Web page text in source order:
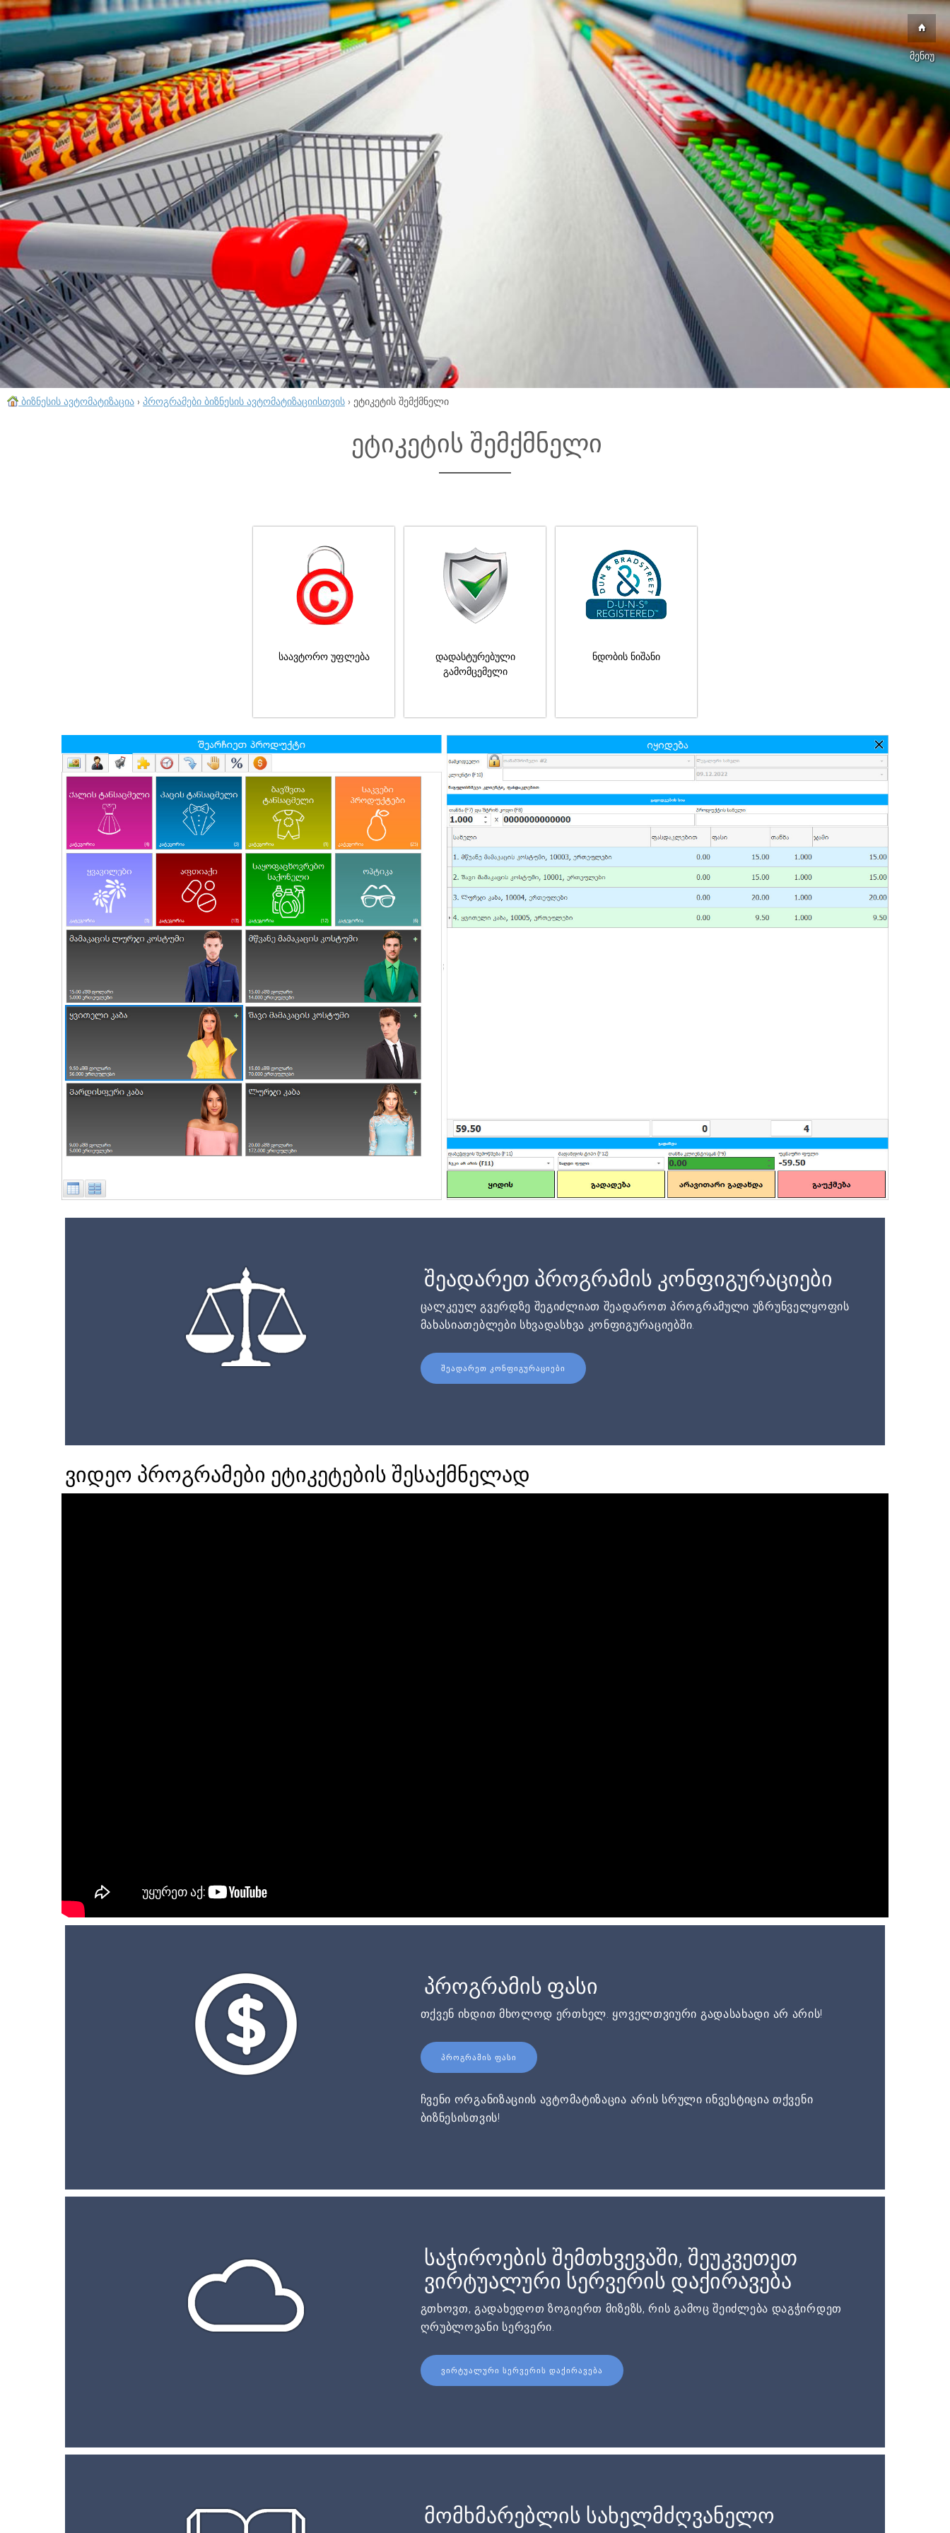
მენიუ
ბიზნესის ავტომატიზაცია › პროგრამები ბიზნესის ავტომატიზაციისთვის › ეტიკეტის შემქმნელი
ეტიკეტის შემქმნელი
საავტორო უფლება
დადასტურებული
გამომცემელი
ნდობის ნიშანი
შეადარეთ პროგრამის კონფიგურაციები
ცალკეულ გვერდზე შეგიძლიათ შეადაროთ პროგრამული უზრუნველყოფის
მახასიათებლები სხვადასხვა კონფიგურაციებში.
ᲨᲔᲐᲓᲐᲠᲔᲗ ᲙᲝᲜᲤᲘᲒᲣᲠᲐᲪᲘᲔᲑᲘ
ვიდეო პროგრამები ეტიკეტების შესაქმნელად
პროგრამის ფასი
თქვენ იხდით მხოლოდ ერთხელ. ყოველთვიური გადასახადი არ არის!
ᲞᲠᲝᲒᲠᲐᲛᲘᲡ ᲤᲐᲡᲘ
ჩვენი ორგანიზაციის ავტომატიზაცია არის სრული ინვესტიცია თქვენი
ბიზნესისთვის!
საჭიროების შემთხვევაში, შეუკვეთეთ
ვირტუალური სერვერის დაქირავება
გთხოვთ, გადახედოთ ზოგიერთ მიზეზს, რის გამოც შეიძლება დაგჭირდეთ
ღრუბლოვანი სერვერი.
ᲕᲘᲠᲢᲣᲐᲚᲣᲠᲘ ᲡᲔᲠᲕᲔᲠᲘᲡ ᲓᲐᲥᲘᲠᲐᲕᲔᲑᲐ
მომხმარებლის სახელმძღვანელო